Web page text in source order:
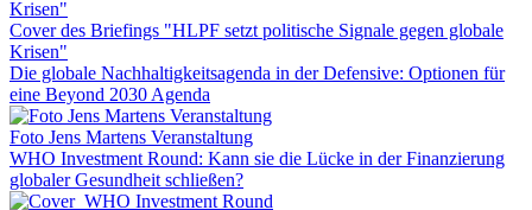
Cover des Briefings "HLPF setzt politische Signale gegen globale
Krisen"
Die globale Nachhaltigkeitsagenda in der Defensive: Optionen für
eine Beyond 2030 Agenda
Foto Jens Martens Veranstaltung
WHO Investment Round: Kann sie die Lücke in der Finanzierung
globaler Gesundheit schließen?